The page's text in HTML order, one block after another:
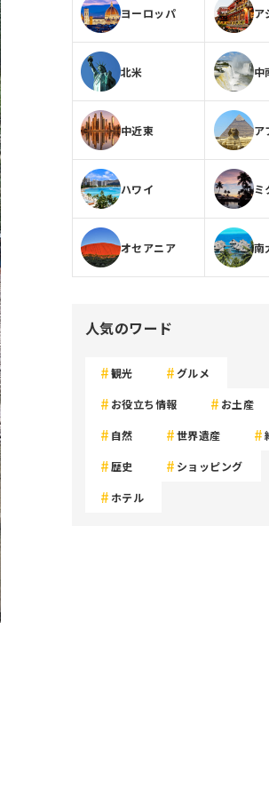
ヨーロッパ ア
北米 中
中近東 ア
ハワイ ミ
オセアニア 南
人気のワード
観光 グルメ
お役立ち情報 お土産
自然 世界遺産
歴史 ショッピング
ホテル